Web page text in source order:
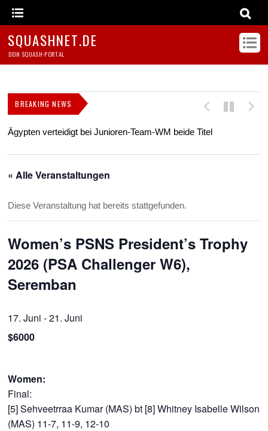
SQUASHNET.DE
DEIN SQUASH-PORTAL
BREAKING NEWS
Ägypten verteidigt bei Junioren-Team-WM beide Titel
« Alle Veranstaltungen
Diese Veranstaltung hat bereits stattgefunden.
Women’s PSNS President’s Trophy
2026 (PSA Challenger W6),
Seremban
17. Juni -21. Juni
$6000
Women:
Final:
[5] Sehveetrraa Kumar (MAS) bt [8] Whitney Isabelle Wilson
(MAS) 11-7, 11-9, 12-10